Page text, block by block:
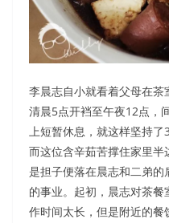
李晨志自小就看着父母在茶
清晨5点开裆至午夜12点，
上短暂休息，就这样坚持了
而这位含辛茹苦撑住家里
是担子便落在晨志和二弟
的事业。起初，晨志对茶
作时间太长，但是附近的